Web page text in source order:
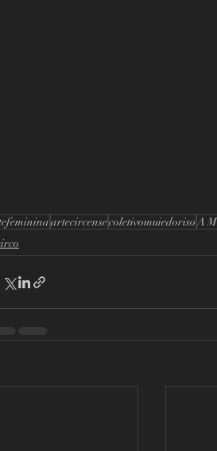
artecircensecoletivomuiedorisoA